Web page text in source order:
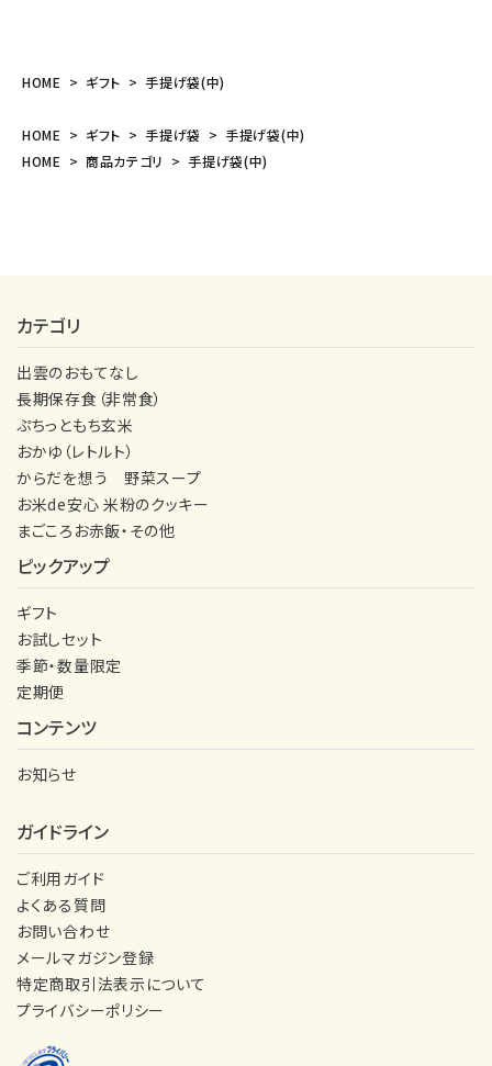
HOME ギフト 手提げ袋(中)
HOME ギフト 手提げ袋
手提げ袋(中)
HOME
商品カテゴリ 手提げ袋(中)
カテゴリ
出雲のおもてなし
長期保存食（非常食）
ぷちっともち玄米
おかゆ（レトルト）
からだを想う 野菜スープ
お米de安心 米粉のクッキー
まごころお赤飯・その他
ピックアップ
ギフト
お試しセット
季節・数量限定
定期便
コンテンツ
お知らせ
ガイドライン
ご利用ガイド
よくある質問
お問い合わせ
メールマガジン登録
特定商取引法表示について
プライバシーポリシー